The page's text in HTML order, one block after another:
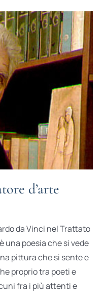
d’arte
da Vinci nel Trattato
una poesia che si vede
pittura che si sente e
proprio tra poeti e
fra i più attenti e